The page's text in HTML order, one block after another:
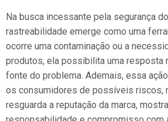
Na busca incessante pela segurança
rastreabilidade emerge como uma
ocorre uma contaminação ou a
produtos, ela possibilita uma resposta
fonte do problema. Ademais, essa
os consumidores de possíveis riscos,
resguarda a reputação da marca,